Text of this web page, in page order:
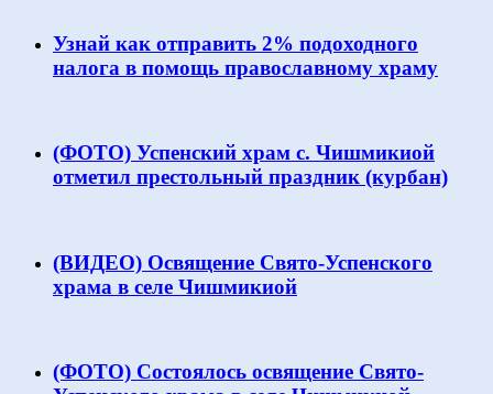
Узнай как отправить 2% подоходного
налога в помощь православному храму
(ФОТО) Успенский храм с. Чишмикиой
отметил престольный праздник (курбан)
(ВИДЕО) Освящение Свято-Успенского
храма в селе Чишмикиой
(ФОТО) Состоялось освящение Свято-